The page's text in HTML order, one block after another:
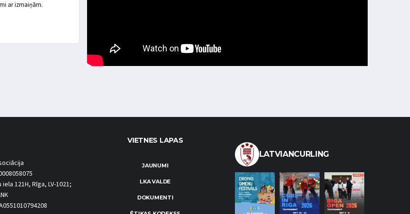
ar izmaiņām.
121H, Rīga, LV-1021;
VIETNES LAPAS
JAUNUMI
LKA VALDE
DOKUMENTI
LATVIANCURLING